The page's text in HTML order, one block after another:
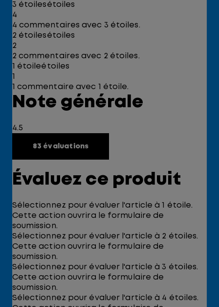
3 étoiles étoiles
4
4 commentaires avec 3 étoiles.
2 étoiles étoiles
2
2 commentaires avec 2 étoiles.
1 étoileétoiles
1
1 commentaire avec 1 étoile.
Note générale
4.5
83 évaluations
Évaluez ce produit
Sélectionnez pour évaluer l'article à 1 étoile.
Cette action ouvrira le formulaire de
soumission.
Sélectionnez pour évaluer l'article à 2 étoiles.
Cette action ouvrira le formulaire de
soumission.
Sélectionnez pour évaluer l'article à 3 étoiles.
Cette action ouvrira le formulaire de
soumission.
Sélectionnez pour évaluer l'article à 4 étoiles.